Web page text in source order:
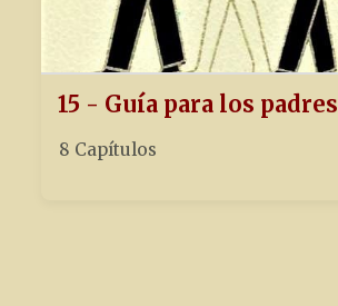
15 - Guía para los padres
8 Capítulos